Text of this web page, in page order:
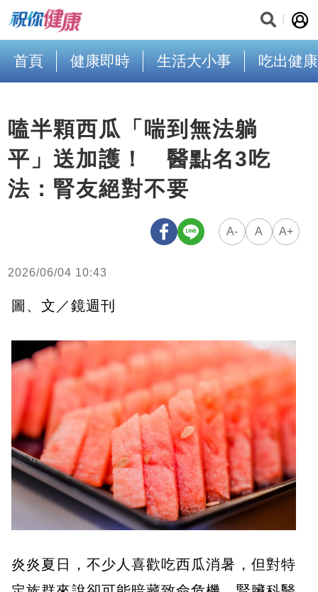
首頁 健康即時 生活大小事 吃出健康
嗑半顆西瓜「喘到無法躺
平」送加護！ 醫點名3吃
法：腎友絕對不要
A- A A+
2026/06/04 10:43
圖、文／鏡週刊
炎炎夏日，不少人喜歡吃西瓜消暑，但對特